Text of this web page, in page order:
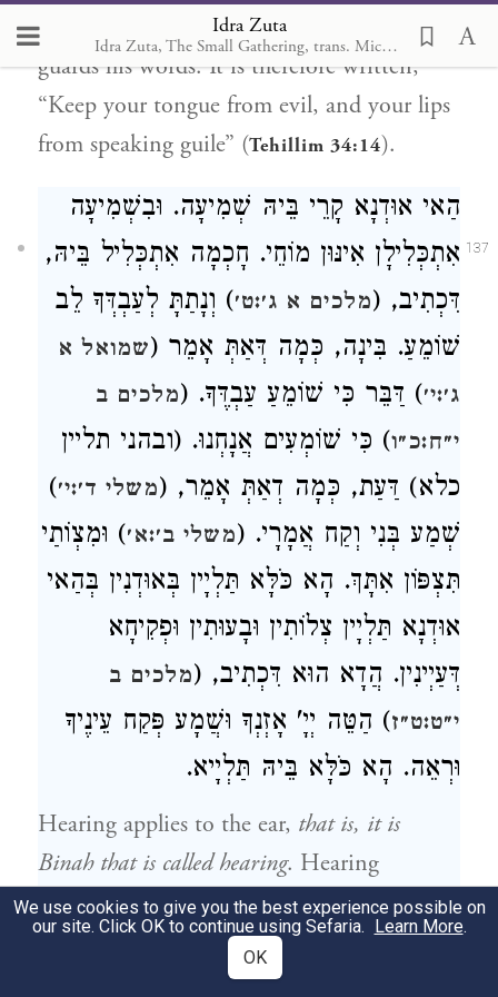
Idra Zuta
Idra Zuta, The Small Gathering, trans. Michal Ricardo
depends on this ear. Happy is he who
guards his words. It is therefore written,
“Keep your tongue from evil, and your lips
from speaking guile” (Tehillim 34:14).
137
הַאי אוּדְנָא קָרֵי בֵּיהּ שְׁמִיעָה. וּבִשְׁמִיעָה
אִתְכְּלִילָן אִינּוּן מוֹחֵי. חָכְמָה אִתְכְּלִיל בֵּיהּ,
דִּכְתִיב, (מלכים א ג׳:ט׳) וְנָתַתָּ לְעַבְדְּךָ לֵב
שׁוֹמֵעַ. בִּינָה, כְּמָה דְּאַתְּ אָמֵר (שמואל א
ג׳:י׳) דַּבֵּר כִּי שׁוֹמֵעַ עַבְדֶּךָ. (מלכים ב
י״ח:כ״ו) כִּי שׁוֹמְעִים אֲנָחְנוּ. (ובהני תליין
כלא) דַּעַת, כְּמָה דְאַתְּ אָמֵר, (משלי ד׳:י׳)
שְׁמַע בְּנִי וְקַח אֲמָרָי. (משלי ב׳:א׳) וּמִצְוֹתַי
תִּצְפּוֹן אִתָּךְ. הָא כֹּלָּא תַּלְיָין בְּאוּדְנִין בְּהַאי
אוּדְנָא תַּלְיָין צְלוֹתִין וּבָעוּתִין וּפְקִיחָא
דְּעַיְינִין. הֲדָא הוּא דִּכְתִיב, (מלכים ב
י״ט:ט״ז) הַטֵּה יְיָ' אָזְנְךָ וּשֲׁמָע פְּקַח עֵינֶיךָ
וּרְאֵה. הָא כֹּלָּא בֵּיהּ תַּלְיָיא.
Hearing applies to the ear, that is, it is
Binah that is called hearing. Hearing
comprises all brain lobesof Chochmah,
Binah and Da’at; because Chochmah is
revealed only starting with Binah (as said in
We use cookies to give you the best experience possible on
our site. Click OK to continue using Sefaria. Learn More.
OK